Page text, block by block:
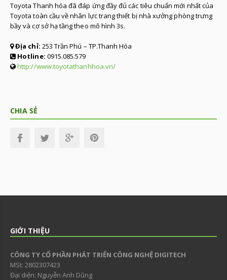
Toyota Thanh hóa đã đáp ứng đầy đủ các tiêu chuẩn mới nhất của
Toyota toàn cầu về nhân lực trang thiết bị nhà xưởng phòng trưng
bầy và cơ sở hạ tầng theo mô hình 3s.
Địa chỉ: 253 Trần Phú – TP.Thanh Hóa
Hotline: 0915.085.579
http://www.toyotathanhhoa.vn/
CHIA SẺ
GIỚI THIỆU
CÔNG TY CỔ PHẦN PHÁT TRIỂN CÔNG NGHỆ DIGITECH
MSt: 2802307423
Đại diện: Nguyễn Anh Dũng